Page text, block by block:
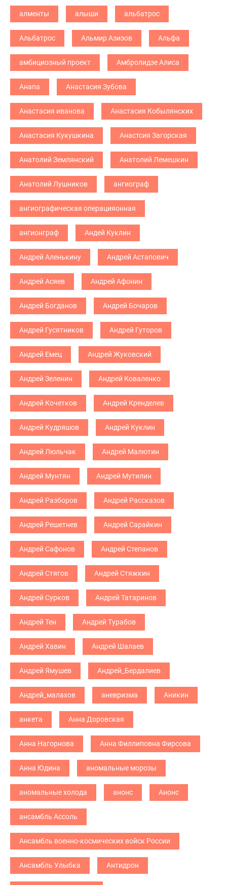
алменты алыши альбатрос
Альбатрос Альмир Азизов Альфа
амбициозный проект Амбролидзе Алиса
Анапа Анастасия Зубова
Анастасия иванова Анастасия Кобылянских
Анастасия Кукушкина Анастсия Загорская
Анатолий Землянский Анатолий Лемешкин
Анатолий Лушников ангиограф
ангиографическая операцияонная
ангионграф Андей Куклин
Андрей Аленькину Андрей Астапович
Андрей Асяев Андрей Афонин
Андрей Богданов Андрей Бочаров
Андрей Гусятников Андрей Гуторов
Андрей Емец Андрей Жуковский
Андрей Зеленин Андрей Коваленко
Андрей Кочетков Андрей Кренделев
Андрей Кудряшов Андрей Куклин
Андрей Люльчак Андрей Малютин
Андрей Мунтян Андрей Мутилин
Андрей Разборов Андрей Рассказов
Андрей Решетнев Андрей Сарайкин
Андрей Сафонов Андрей Степанов
Андрей Стягов Андрей Стяжкин
Андрей Сурков Андрей Татаринов
Андрей Тен Андрей Турабов
Андрей Хавин Андрей Шалаев
Андрей Ямушев Андрей_Бердалиев
Андрей_малахов аневризма Аникин
анкета Анна Доровская
Анна Нагорнова Анна Филлиповна Фирсова
Анна Юдина аномальные морозы
аномальные холода анонс Анонс
ансамбль Ассоль
Ансамбль военно-космических войск России
Ансамбль Улыбка Антидрон